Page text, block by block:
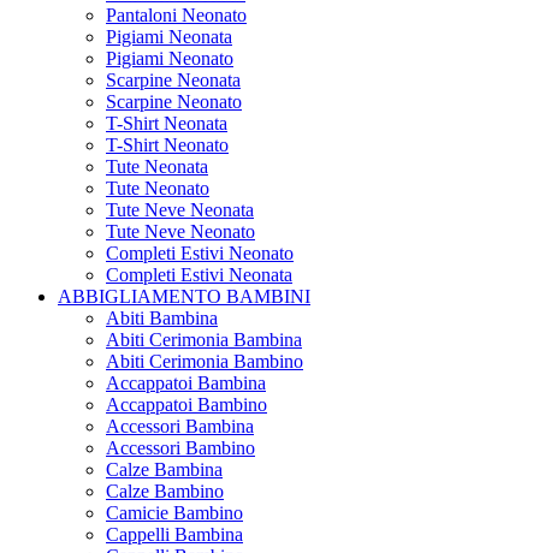
Pantaloni Neonato
Pigiami Neonata
Pigiami Neonato
Scarpine Neonata
Scarpine Neonato
T-Shirt Neonata
T-Shirt Neonato
Tute Neonata
Tute Neonato
Tute Neve Neonata
Tute Neve Neonato
Completi Estivi Neonato
Completi Estivi Neonata
ABBIGLIAMENTO BAMBINI
Abiti Bambina
Abiti Cerimonia Bambina
Abiti Cerimonia Bambino
Accappatoi Bambina
Accappatoi Bambino
Accessori Bambina
Accessori Bambino
Calze Bambina
Calze Bambino
Camicie Bambino
Cappelli Bambina